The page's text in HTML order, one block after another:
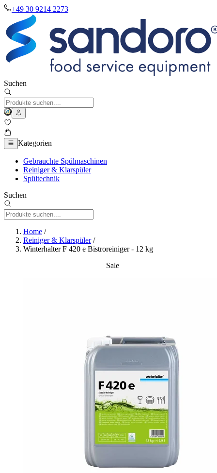
+49 30 9214 2273
Suchen
Kategorien
Gebrauchte Spülmaschinen
Reiniger & Klarspüler
Spültechnik
Suchen
Home /
Reiniger & Klarspüler/
Winterhalter F 420 e Bistroreiniger - 12 kg
Sale